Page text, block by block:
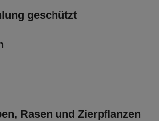
geschützt
Rasen und Zierpflanzen